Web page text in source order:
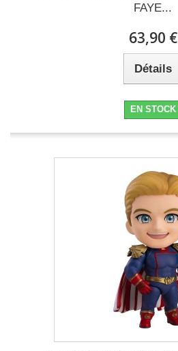
FAYE...
63,90 €
Détails
EN STOCK